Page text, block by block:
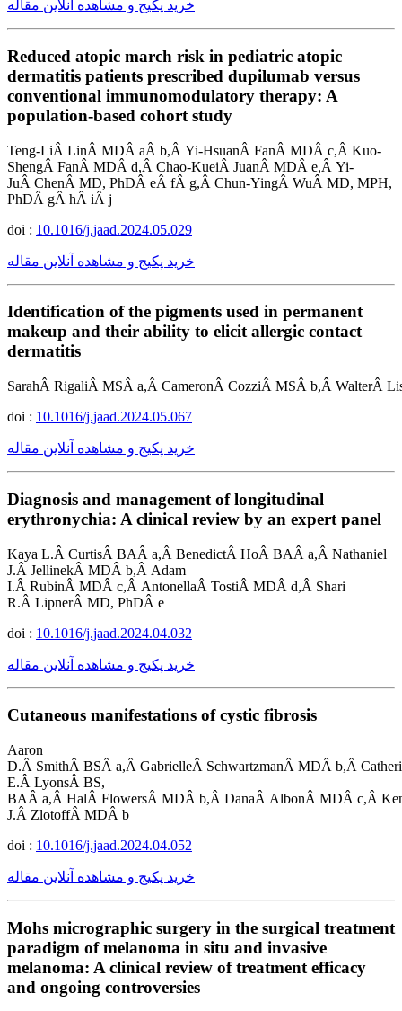
خرید پکیج و مشاهده آنلاین مقاله
Reduced atopic march risk in pediatric atopic
dermatitis patients prescribed dupilumab versus
conventional immunomodulatory therapy: A
population-based cohort study
Teng-LiÂ LinÂ MDÂ aÂ b,Â Yi-HsuanÂ FanÂ MDÂ c,Â Kuo-
ShengÂ FanÂ MDÂ d,Â Chao-KueiÂ JuanÂ MDÂ e,Â Yi-
JuÂ ChenÂ MD, PhDÂ eÂ fÂ g,Â Chun-YingÂ WuÂ MD, MPH,
PhDÂ gÂ hÂ iÂ j
doi : 10.1016/j.jaad.2024.05.029
خرید پکیج و مشاهده آنلاین مقاله
Identification of the pigments used in permanent
makeup and their ability to elicit allergic contact
dermatitis
SarahÂ RigaliÂ MSÂ a,Â CameronÂ CozziÂ MSÂ b,Â WalterÂ
doi : 10.1016/j.jaad.2024.05.067
خرید پکیج و مشاهده آنلاین مقاله
Diagnosis and management of longitudinal
erythronychia: A clinical review by an expert panel
Kaya L.Â CurtisÂ BAÂ a,Â BenedictÂ HoÂ BAÂ a,Â Nathaniel
J.Â JellinekÂ MDÂ b,Â Adam
I.Â RubinÂ MDÂ c,Â AntonellaÂ TostiÂ MDÂ d,Â Shari
R.Â LipnerÂ MD, PhDÂ e
doi : 10.1016/j.jaad.2024.04.032
خرید پکیج و مشاهده آنلاین مقاله
Cutaneous manifestations of cystic fibrosis
Aaron
D.Â SmithÂ BSÂ a,Â GabrielleÂ SchwartzmanÂ MDÂ b,Â
E.Â LyonsÂ BS,
BAÂ a,Â HalÂ FlowersÂ MDÂ b,Â DanaÂ AlbonÂ MDÂ c,Â
J.Â ZlotoffÂ MDÂ b
doi : 10.1016/j.jaad.2024.04.052
خرید پکیج و مشاهده آنلاین مقاله
Mohs micrographic surgery in the surgical treatment
paradigm of melanoma in situ and invasive
melanoma: A clinical review of treatment efficacy
and ongoing controversies